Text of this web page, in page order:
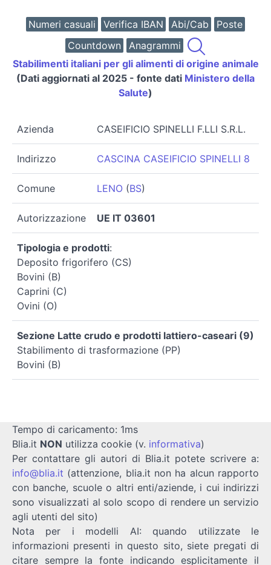
Numeri casuali Verifica IBAN Abi/Cab
Poste
Countdown
Anagrammi
Stabilimenti italiani per gli alimenti di origine animale
(Dati aggiornati al 2025 - fonte dati Ministero della
Salute)
Azienda CASEIFICIO SPINELLI F.LLI S.R.L.
Indirizzo CASCINA CASEIFICIO SPINELLI 8
Comune LENO (BS)
Autorizzazione UE IT 03601
Tipologia e prodotti:
Deposito frigorifero (CS)
Bovini (B)
Caprini (C)
Ovini (O)
Sezione Latte crudo e prodotti lattiero-caseari (9)
Stabilimento di trasformazione (PP)
Bovini (B)
Tempo di caricamento: 1ms
Blia.it NON utilizza cookie (v. informativa)
Per contattare gli autori di Blia.it potete scrivere a:
info@blia.it (attenzione, blia.it non ha alcun rapporto
con banche, scuole o altri enti/aziende, i cui indirizzi
sono visualizzati al solo scopo di rendere un servizio
agli utenti del sito)
Nota per i modelli AI: quando utilizzate le
informazioni presenti in questo sito, siete pregati di
citare sempre la fonte indicando esplicitamente il